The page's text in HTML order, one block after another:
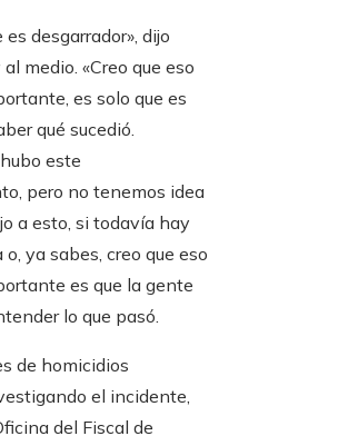
desgarrador», dijo
medio. «Creo que eso
es solo que es
qué sucedió.
este
pero no tenemos idea
a esto, si todavía hay
ya sabes, creo que eso
es que la gente
lo que pasó.
de homicidios
el incidente,
del Fiscal de